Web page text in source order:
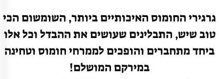
גרגירי החומוס האיכותיים ביותר, השומשום הכי
טוב שיש, התבלינים שעושים את ההבדל וכל אלו
ביחד מתחברים והופכים לממרחי חומוס וטחינה
במירקם המושלם!